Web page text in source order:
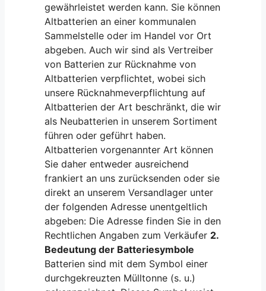
gewährleistet werden kann. Sie können
Altbatterien an einer kommunalen
Sammelstelle oder im Handel vor Ort
abgeben. Auch wir sind als Vertreiber
von Batterien zur Rücknahme von
Altbatterien verpflichtet, wobei sich
unsere Rücknahmeverpflichtung auf
Altbatterien der Art beschränkt, die wir
als Neubatterien in unserem Sortiment
führen oder geführt haben.
Altbatterien vorgenannter Art können
Sie daher entweder ausreichend
frankiert an uns zurücksenden oder sie
direkt an unserem Versandlager unter
der folgenden Adresse unentgeltlich
abgeben: Die Adresse finden Sie in den
Rechtlichen Angaben zum Verkäufer 2.
Bedeutung der Batteriesymbole
Batterien sind mit dem Symbol einer
durchgekreuzten Mülltonne (s. u.)